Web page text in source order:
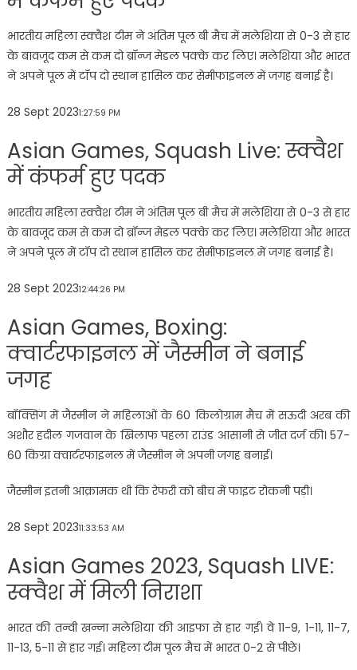
भारतीय महिला स्क्वैश टीम ने अंतिम पूल बी मैच में मलेशिया से 0-3 से हार
के बावजूद कम से कम दो ब्रॉन्ज मेडल पक्के कर लिए। मलेशिया और भारत
ने अपने पूल में टॉप दो स्थान हासिल कर सेमीफाइनल में जगह बनाई है।
28 Sept 20231:27:59 PM
Asian Games, Squash Live: स्क्वैश
में कंफर्म हुए पदक
भारतीय महिला स्क्वैश टीम ने अंतिम पूल बी मैच में मलेशिया से 0-3 से हार
के बावजूद कम से कम दो ब्रॉन्ज मेडल पक्के कर लिए। मलेशिया और भारत
ने अपने पूल में टॉप दो स्थान हासिल कर सेमीफाइनल में जगह बनाई है।
28 Sept 202312:44:26 PM
Asian Games, Boxing:
क्वार्टरफाइनल में जैस्मीन ने बनाई
जगह
बॉक्सिंग में जैस्मीन ने महिलाओं के 60 किलोग्राम मैच में सऊदी अरब की
अशौर हदील गजवान के खिलाफ पहला राउंड आसानी से जीत दर्ज की। 57-
60 किग्रा क्वार्टरफाइनल में जैस्मीन ने अपनी जगह बनाई।
जैस्मीन इतनी आक्रामक थी कि रेफरी को बीच में फाइट रोकनी पड़ी।
28 Sept 202311:33:53 AM
Asian Games 2023, Squash LIVE:
स्क्वैश में मिली निराशा
भारत की तन्वी खन्ना मलेशिया की आइफा से हार गईं। वे 11-9, 1-11, 11-7,
11-13, 5-11 से हार गई। महिला टीम पूल मैच में भारत 0-2 से पीछे।